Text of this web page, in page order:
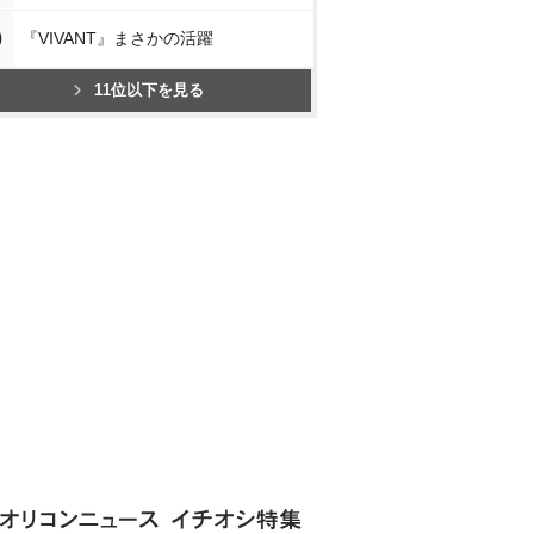
『VIVANT』まさかの活躍
11位以下を見る